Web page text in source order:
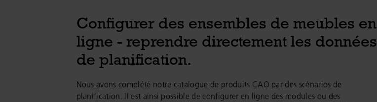
Configurer des ensembles de meubles en
ligne - reprendre directement les données
de planification.
Nous avons complété notre catalogue de produits CAO par des scénarios de
planification. Il est ainsi possible de configurer en ligne des modules ou des